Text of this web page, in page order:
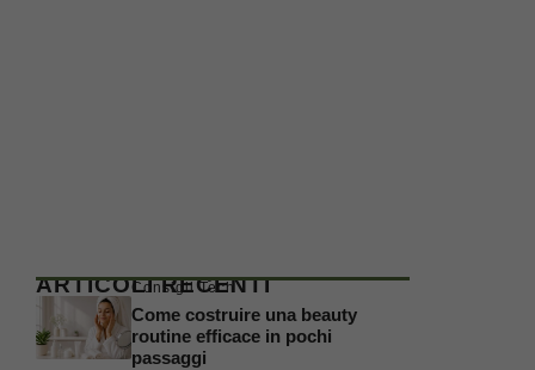
ARTICOLI RECENTI
Consigli Tech
Come costruire una beauty
routine efficace in pochi
passaggi